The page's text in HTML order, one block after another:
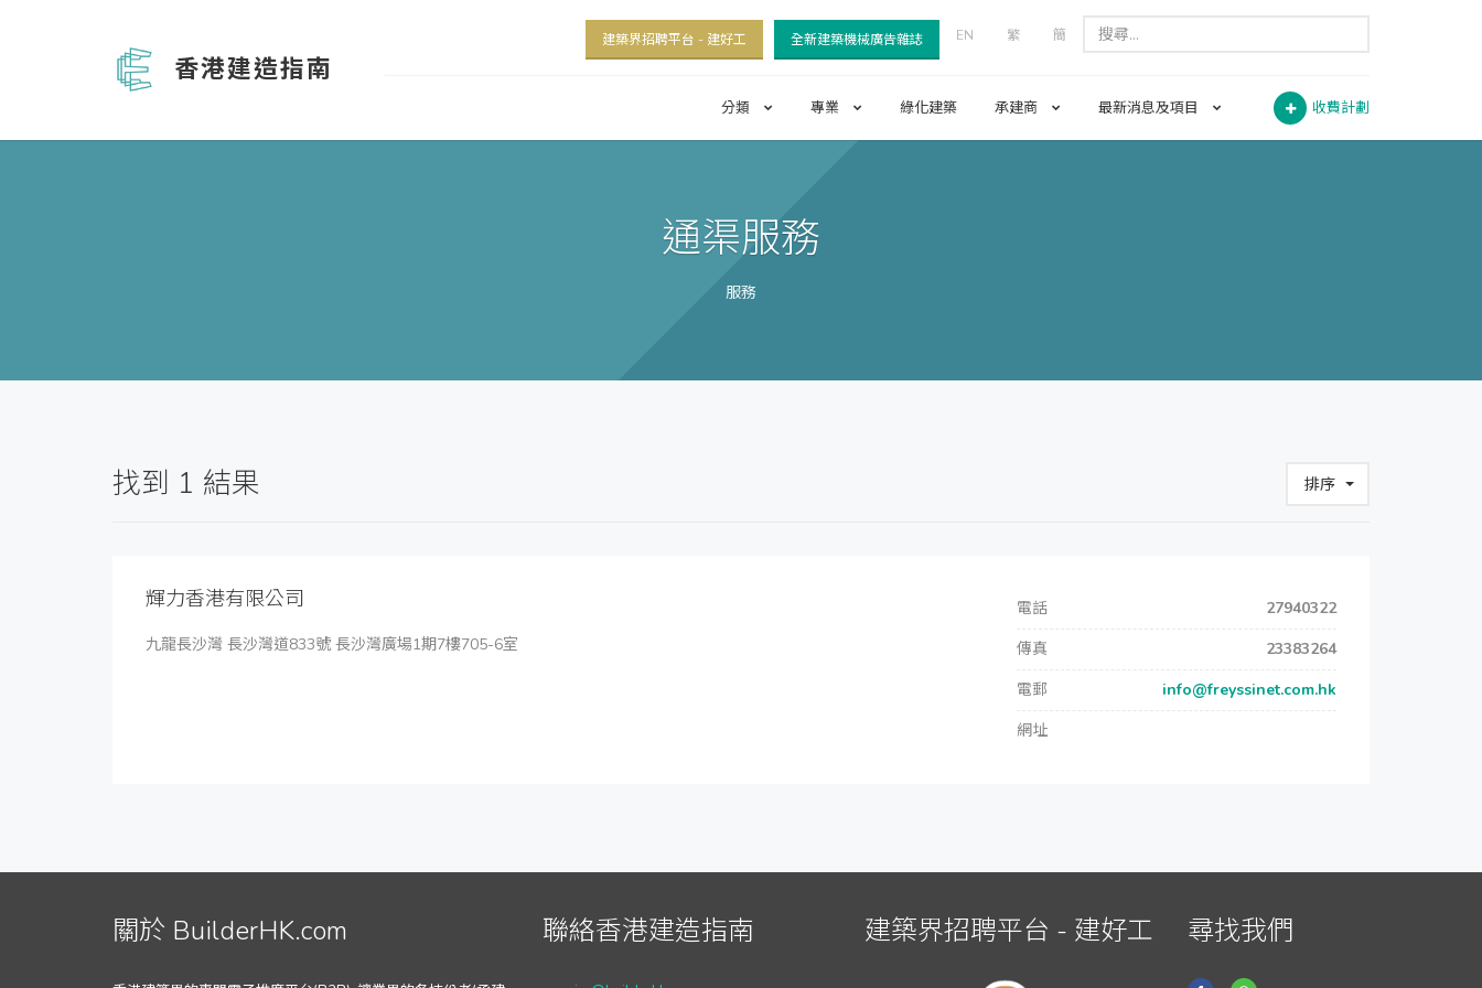
香港建造指南
建築界招聘平台 - 建好工 全新建築機械廣告雜誌 EN 繁 簡
收費計劃
分類 專業 綠化建築 承建商 最新消息及項目
通渠服務
服務
找到 1 結果 排序
輝力香港有限公司
九龍長沙灣 長沙灣道833號 長沙灣廣場1期7樓705-6室
電話
27940322
傳真
23383264
電郵
info@freyssinet.com.hk
網址
關於 BuilderHK.com 聯絡香港建造指南 建築界招聘平台 - 建好工 尋找我們